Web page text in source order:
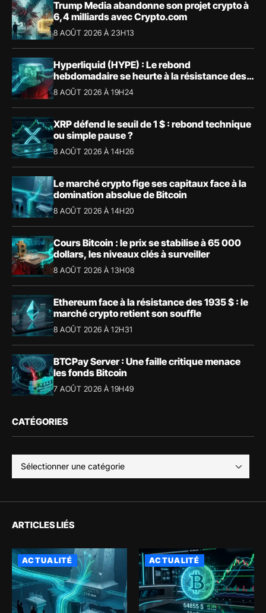
Trump Media abandonne son projet crypto à
6,4 milliards avec Crypto.com
8 AOÛT 2026 À 23H13
Hyperliquid (HYPE) : Le rebond
hebdomadaire se heurte à la résistance des
57,90 $
8 AOÛT 2026 À 19H24
XRP défend le seuil de 1 $ : rebond technique
ou simple pause ?
8 AOÛT 2026 À 14H26
Le marché crypto fige ses capitaux face à la
domination absolue de Bitcoin
8 AOÛT 2026 À 14H20
Cours Bitcoin : le prix se stabilise à 65 000
dollars, les niveaux clés à surveiller
8 AOÛT 2026 À 13H08
Ethereum face à la résistance des 1935 $ : le
marché crypto retient son souffle
8 AOÛT 2026 À 12H31
BTCPay Server : Une faille critique menace
les fonds Bitcoin
7 AOÛT 2026 À 19H49
CATÉGORIES
ARTICLES LIÉS
ACTUALITÉ ACTUALITÉ